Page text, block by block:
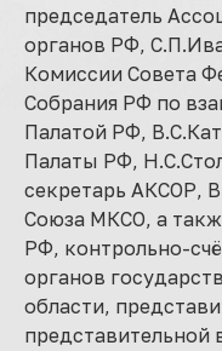
председатель
органов РФ,
Комиссии Совета
Собрания РФ по
Палатой РФ,
Палаты РФ,
секретарь АКСОР,
Союза МКСО, а
РФ, контрольно-
органов
области,
представительной